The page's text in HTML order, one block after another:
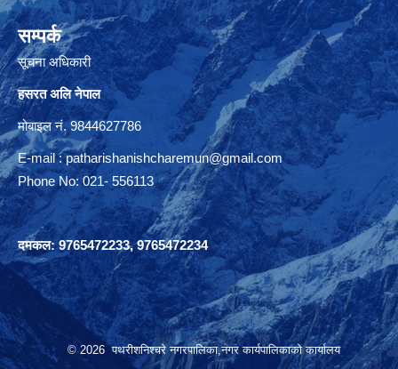
सम्पर्क
सूचना अधिकारी
हसरत अलि नेपाल
मोबाइल नं. 9844627786
E-mail :patharishanishcharemun@gmail.com
Phone No: 021- 556113
दमकल: 9765472233, 9765472234
© 2026 पथरीशनिश्चरे नगरपालिका,नगर कार्यपालिकाको कार्यालय